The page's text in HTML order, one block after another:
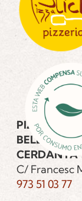
PIZZA STICK
BELLVER DE
CERDANYA
C/ Francesc
973 51 03 77